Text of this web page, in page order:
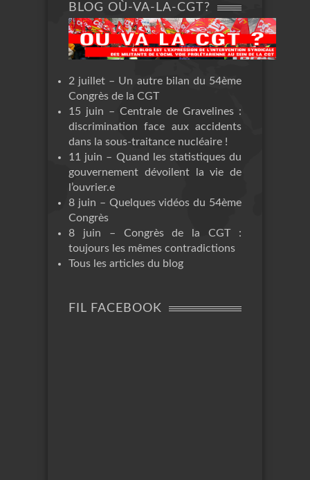
BLOG OÙ-VA-LA-CGT?
2 juillet – Un autre bilan du 54ème
Congrès de la CGT
15 juin – Centrale de Gravelines :
discrimination face aux accidents
dans la sous-traitance nucléaire !
11 juin – Quand les statistiques du
gouvernement dévoilent la vie de
l’ouvrier.e
8 juin – Quelques vidéos du 54ème
Congrès
8 juin – Congrès de la CGT :
toujours les mêmes contradictions
Tous les articles du blog
FIL FACEBOOK